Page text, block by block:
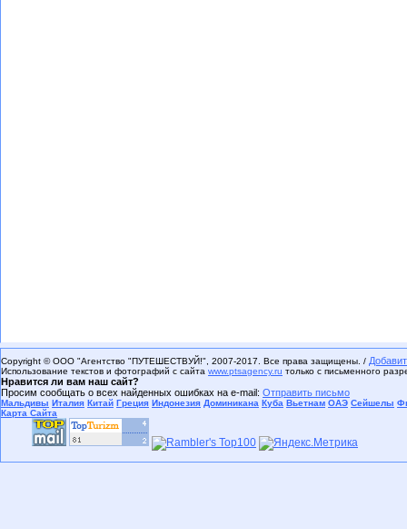
Copyright © ООО "Агентство "ПУТЕШЕСТВУЙ!", 2007-2017. Все права защищены. /
Использование текстов и фотографий с сайта www.ptsagency.ru только с письменного
Нравится ли вам наш сайт?
Просим сообщать о всех найденных ошибках на e-mail: Отправить письмо
Мальдивы Италия Китай Греция Индонезия Доминикана Куба Вьетнам ОАЭ Сейшелы
Карта Сайта